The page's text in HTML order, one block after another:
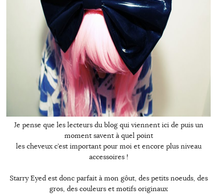
Je pense que les lecteurs du blog qui viennent ici de puis un
moment savent à quel point
les cheveux c’est important pour moi et encore plus niveau
accessoires !
Starry Eyed est donc parfait à mon gôut, des petits noeuds, des
gros, des couleurs et motifs originaux